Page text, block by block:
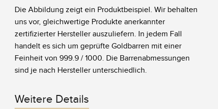
Die Abbildung zeigt ein Produktbeispiel. Wir behalten
uns vor, gleichwertige Produkte anerkannter
zertifizierter Hersteller auszuliefern. In jedem Fall
handelt es sich um geprüfte Goldbarren mit einer
Feinheit von 999.9 / 1000. Die Barrenabmessungen
sind je nach Hersteller unterschiedlich.
Weitere Details